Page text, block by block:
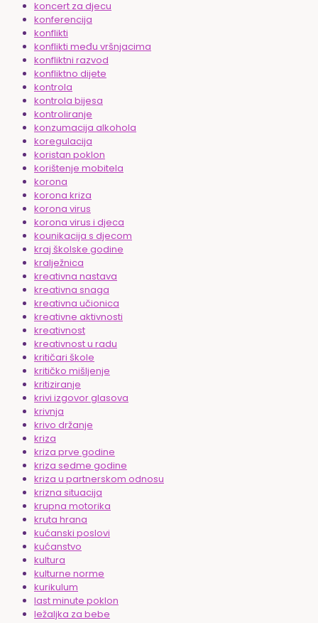
koncert za djecu
konferencija
konflikti
konflikti među vršnjacima
konfliktni razvod
konfliktno dijete
kontrola
kontrola bijesa
kontroliranje
konzumacija alkohola
koregulacija
koristan poklon
korištenje mobitela
korona
korona kriza
korona virus
korona virus i djeca
kounikacija s djecom
kraj školske godine
kralježnica
kreativna nastava
kreativna snaga
kreativna učionica
kreativne aktivnosti
kreativnost
kreativnost u radu
kritičari škole
kritičko mišljenje
kritiziranje
krivi izgovor glasova
krivnja
krivo držanje
kriza
kriza prve godine
kriza sedme godine
kriza u partnerskom odnosu
krizna situacija
krupna motorika
kruta hrana
kućanski poslovi
kućanstvo
kultura
kulturne norme
kurikulum
last minute poklon
ležaljka za bebe